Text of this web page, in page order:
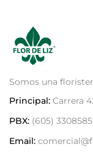
Somos una
Principal: Carrera
PBX: (605) 3308585
Email: